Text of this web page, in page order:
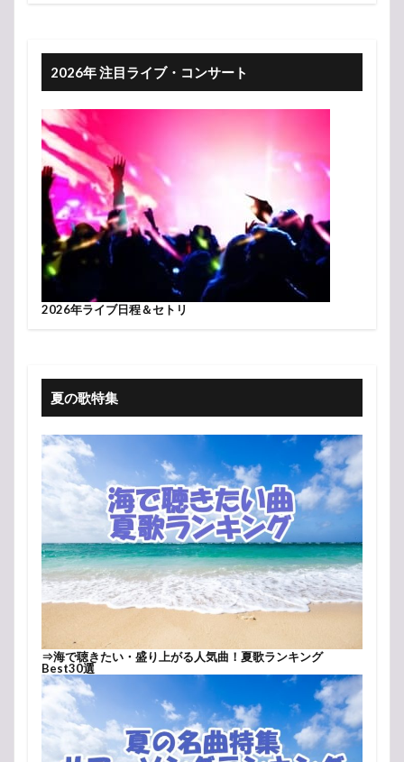
2026年 注目ライブ・コンサート
2026年ライブ日程＆セトリ
夏の歌特集
⇒海で聴きたい・盛り上がる人気曲！夏歌ランキング
Best30選